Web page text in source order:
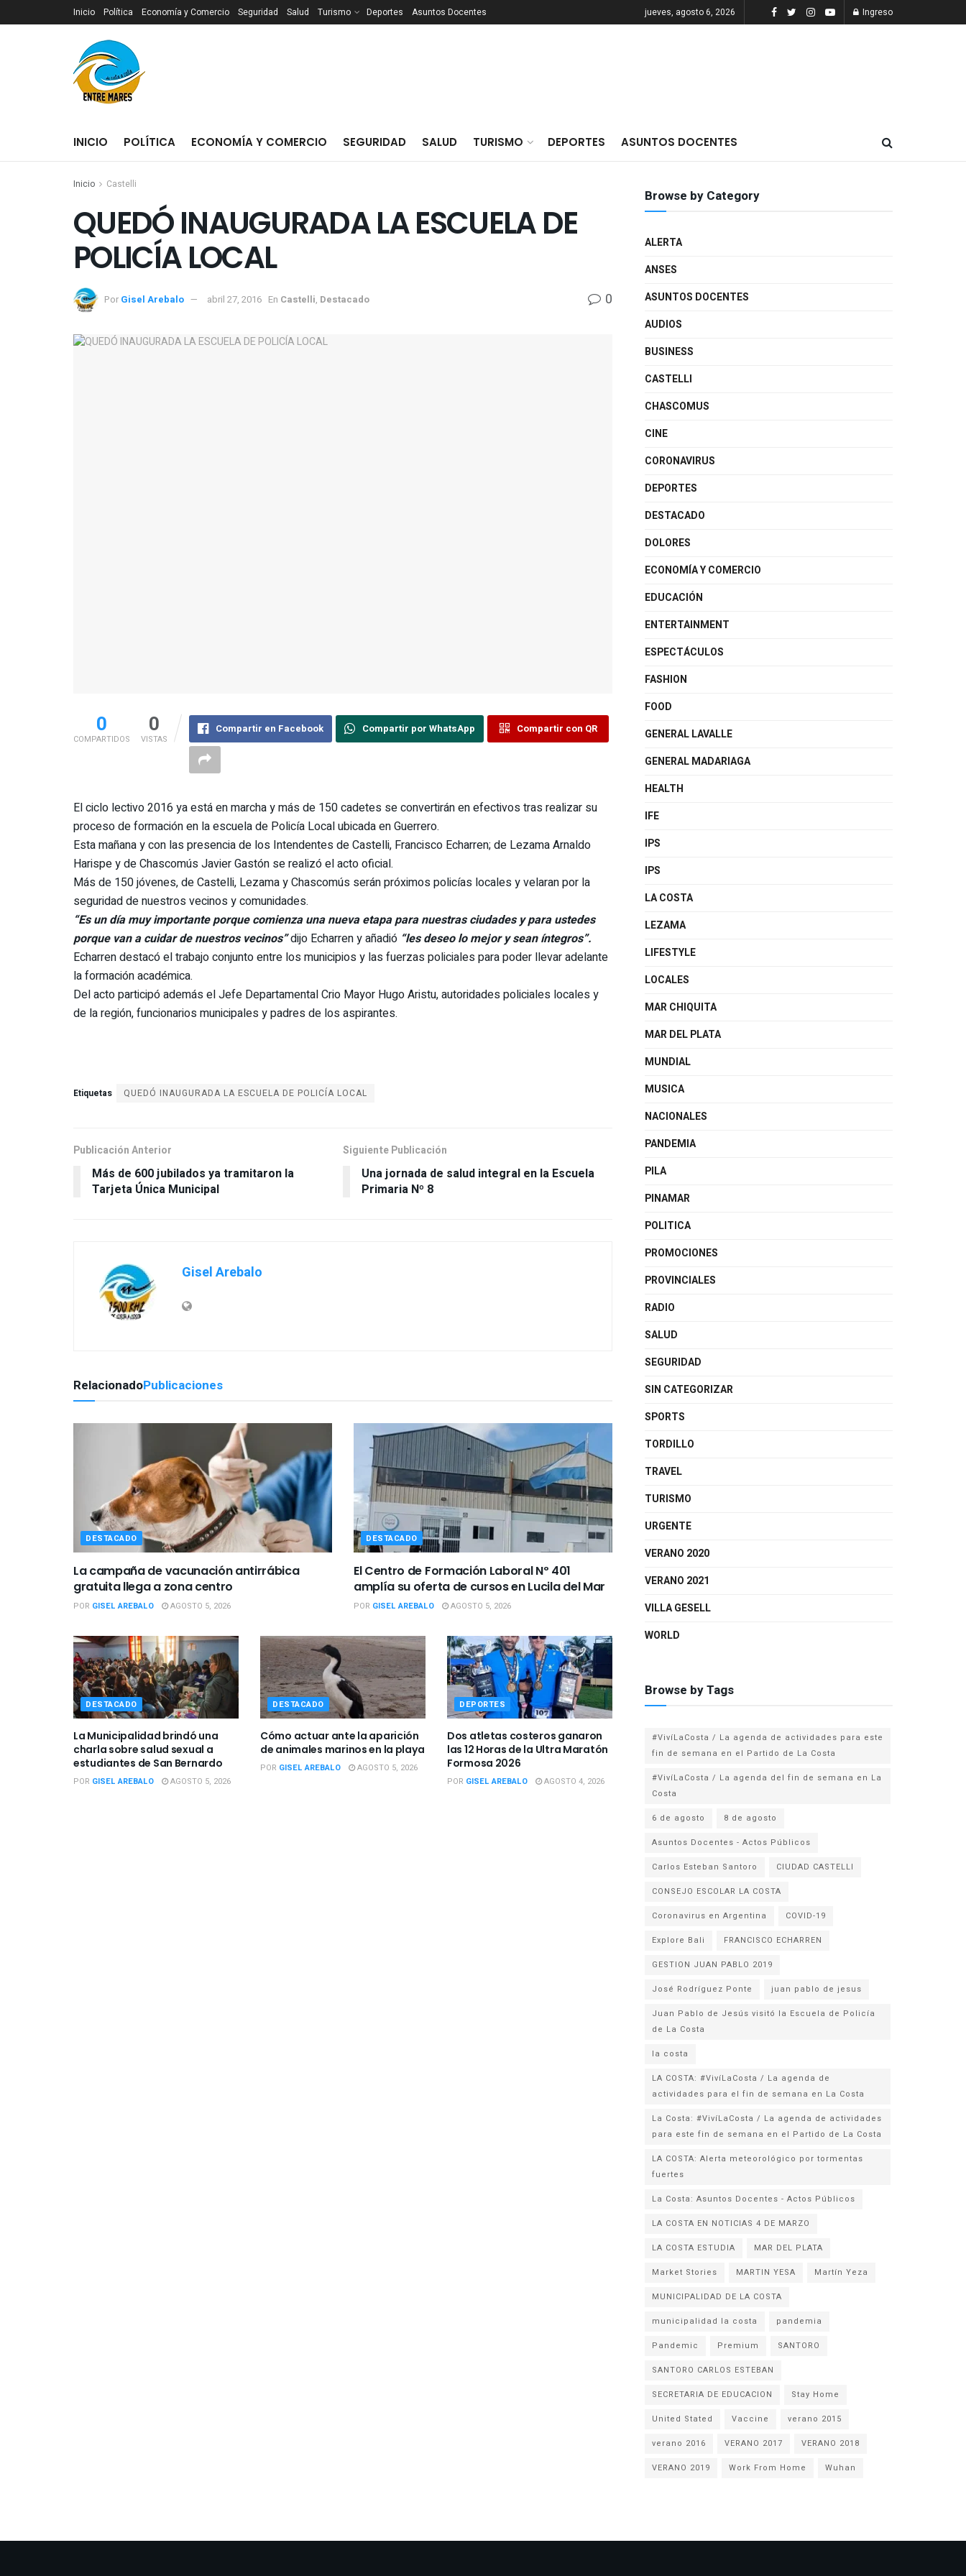
Inicio Política Economía y Comercio Seguridad Salud Turismo Deportes Asuntos Docentes jueves, agosto 6, 2026 Ingreso
INICIO POLÍTICA ECONOMÍA Y COMERCIO SEGURIDAD SALUD TURISMO DEPORTES ASUNTOS DOCENTES
Inicio Castelli
QUEDÓ INAUGURADA LA ESCUELA DE
POLICÍA LOCAL
Por Gisel Arebalo abril 27, 2016 En Castelli, Destacado 0
0
COMPARTIDOS
0
VISTAS
Compartir en Facebook Compartir por WhatsApp Compartir con QR
El ciclo lectivo 2016 ya está en marcha y más de 150 cadetes se convertirán en efectivos tras realizar su
proceso de formación en la escuela de Policía Local ubicada en Guerrero.
Esta mañana y con las presencia de los Intendentes de Castelli, Francisco Echarren; de Lezama Arnaldo
Harispe y de Chascomús Javier Gastón se realizó el acto oficial.
Más de 150 jóvenes, de Castelli, Lezama y Chascomús serán próximos policías locales y velaran por la
seguridad de nuestros vecinos y comunidades.
“Es un día muy importante porque comienza una nueva etapa para nuestras ciudades y para ustedes
porque van a cuidar de nuestros vecinos”dijo Echarren y añadió “les deseo lo mejor y sean íntegros”.
Echarren destacó el trabajo conjunto entre los municipios y las fuerzas policiales para poder llevar adelante
la formación académica.
Del acto participó además el Jefe Departamental Crio Mayor Hugo Aristu, autoridades policiales locales y
de la región, funcionarios municipales y padres de los aspirantes.
Etiquetas QUEDÓ INAUGURADA LA ESCUELA DE POLICÍA LOCAL
Publicación Anterior
Más de 600 jubilados ya tramitaron la
Tarjeta Única Municipal
Siguiente Publicación
Una jornada de salud integral en la Escuela
Primaria Nº 8
Gisel Arebalo
RelacionadoPublicaciones
DESTACADO
La campaña de vacunación antirrábica
gratuita llega a zona centro
POR GISEL AREBALO AGOSTO 5, 2026
DESTACADO
El Centro de Formación Laboral Nº 401
amplía su oferta de cursos en Lucila del Mar
POR GISEL AREBALO AGOSTO 5, 2026
DESTACADO
La Municipalidad brindó una
charla sobre salud sexual a
estudiantes de San Bernardo
POR GISEL AREBALO AGOSTO 5, 2026
DESTACADO
Cómo actuar ante la aparición
de animales marinos en la playa
POR GISEL AREBALO AGOSTO 5, 2026
DEPORTES
Dos atletas costeros ganaron
las 12 Horas de la Ultra Maratón
Formosa 2026
POR GISEL AREBALO AGOSTO 4, 2026
Browse by Category
ALERTA
ANSES
ASUNTOS DOCENTES
AUDIOS
BUSINESS
CASTELLI
CHASCOMUS
CINE
CORONAVIRUS
DEPORTES
DESTACADO
DOLORES
ECONOMÍA Y COMERCIO
EDUCACIÓN
ENTERTAINMENT
ESPECTÁCULOS
FASHION
FOOD
GENERAL LAVALLE
GENERAL MADARIAGA
HEALTH
IFE
IPS
IPS
LA COSTA
LEZAMA
LIFESTYLE
LOCALES
MAR CHIQUITA
MAR DEL PLATA
MUNDIAL
MUSICA
NACIONALES
PANDEMIA
PILA
PINAMAR
POLITICA
PROMOCIONES
PROVINCIALES
RADIO
SALUD
SEGURIDAD
SIN CATEGORIZAR
SPORTS
TORDILLO
TRAVEL
TURISMO
URGENTE
VERANO 2020
VERANO 2021
VILLA GESELL
WORLD
Browse by Tags
#VivíLaCosta / La agenda de actividades para este
fin de semana en el Partido de La Costa
#VivíLaCosta / La agenda del fin de semana en La
Costa
6 de agosto
8 de agosto
Asuntos Docentes - Actos Públicos
Carlos Esteban Santoro
CIUDAD CASTELLI
CONSEJO ESCOLAR LA COSTA
Coronavirus en Argentina
COVID-19
Explore Bali
FRANCISCO ECHARREN
GESTION JUAN PABLO 2019
José Rodríguez Ponte
juan pablo de jesus
Juan Pablo de Jesús visitó la Escuela de Policía
la costa
LA COSTA: #VivíLaCosta / La agenda de
actividades para el fin de semana en La Costa
La Costa: #VivíLaCosta / La agenda de actividades
para este fin de semana en el Partido de La Costa
LA COSTA: Alerta meteorológico por tormentas
fuertes
La Costa: Asuntos Docentes - Actos Públicos
LA COSTA EN NOTICIAS 4 DE MARZO
LA COSTA ESTUDIA
MAR DEL PLATA
Market Stories
MARTIN YESA
Martín Yeza
MUNICIPALIDAD DE LA COSTA
municipalidad la costa
pandemia
Pandemic
Premium
SANTORO
SANTORO CARLOS ESTEBAN
SECRETARIA DE EDUCACION
Stay Home
United Stated
Vaccine
verano 2015
verano 2016
VERANO 2017
VERANO 2018
VERANO 2019
Work From Home Wuhan